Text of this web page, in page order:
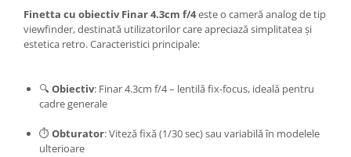
Finetta cu obiectiv Finar 4.3cm f/4este o cameră analog de tip
viewfinder, destinată utilizatorilor care apreciază simplitatea și
estetica retro. Caracteristici principale:
🔍 Obiectiv: Finar 4.3cm f/4 – lentilă fix-focus, ideală pentru
cadre generale
⏱️ Obturator: Viteză fixă (1/30 sec) sau variabilă în modelele
ulterioare